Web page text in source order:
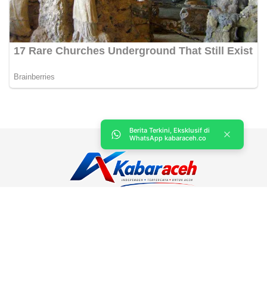
Berita Terkini, Eksklusif di
WhatsApp kabaraceh.co